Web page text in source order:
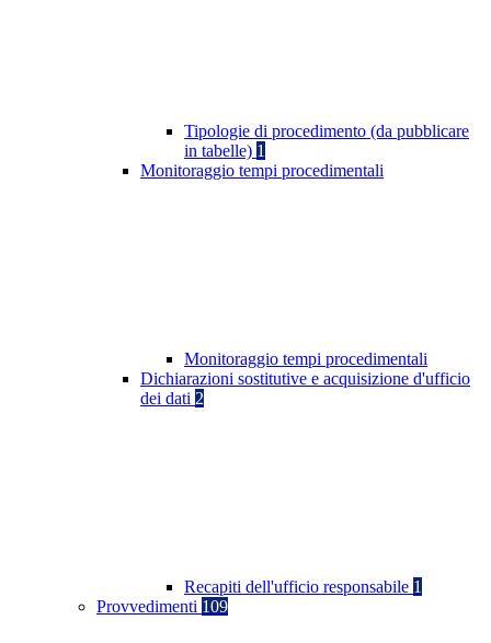
Tipologie di procedimento (da pubblicare
in tabelle) 1
Monitoraggio tempi procedimentali
Monitoraggio tempi procedimentali
Dichiarazioni sostitutive e acquisizione d'ufficio
dei dati 2
Recapiti dell'ufficio responsabile 1
Provvedimenti 109